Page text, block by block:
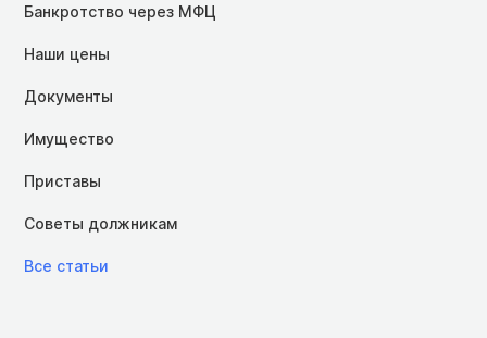
Банкротство через МФЦ
Наши цены
Документы
Имущество
Приставы
Советы должникам
Все статьи